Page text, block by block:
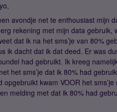
avondje net te enthousiast mijn
rekening met mijn data gebruik,
dat ik na het sms’je van 80%
ik dacht dat ik dat deed. Er was
had gebruikt. Ik kreeg
het sms’je dat ik 80% had
opgebruikt kwam VOOR het
melding met dat ik 80% had